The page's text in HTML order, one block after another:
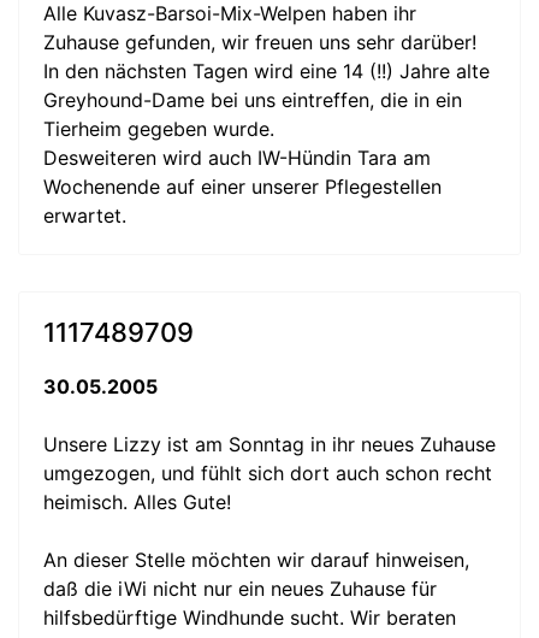
Alle Kuvasz-Barsoi-Mix-Welpen haben ihr
Zuhause gefunden, wir freuen uns sehr darüber!
In den nächsten Tagen wird eine 14 (!!) Jahre alte
Greyhound-Dame bei uns eintreffen, die in ein
Tierheim gegeben wurde.
Desweiteren wird auch IW-Hündin Tara am
Wochenende auf einer unserer Pflegestellen
erwartet.
1117489709
30.05.2005
Unsere Lizzy ist am Sonntag in ihr neues Zuhause
umgezogen, und fühlt sich dort auch schon recht
heimisch. Alles Gute!
An dieser Stelle möchten wir darauf hinweisen,
daß die iWi nicht nur ein neues Zuhause für
hilfsbedürftige Windhunde sucht. Wir beraten